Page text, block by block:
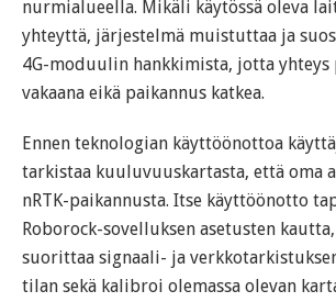
nurmialueella. Mikäli käytössä oleva
yhteyttä, järjestelmä muistuttaa ja
4G-moduulin hankkimista, jotta yhteys
vakaana eikä paikannus katkea.
Ennen teknologian käyttöönottoa
tarkistaa kuuluvuuskartasta, että oma
nRTK-paikannusta. Itse käyttöönotto
Roborock-sovelluksen asetusten
suorittaa signaali- ja
tilan sekä kalibroi olemassa olevan